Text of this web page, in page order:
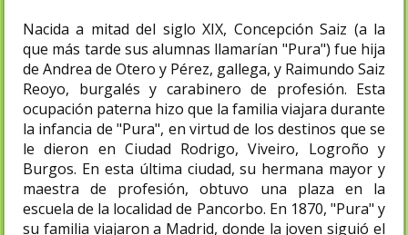
Nacida a mitad del siglo XIX, Concepción Saiz (a la
que más tarde sus alumnas llamarían "Pura") fue hija
de Andrea de Otero y Pérez, gallega, y Raimundo Saiz
Reoyo, burgalés y carabinero de profesión. Esta
ocupación paterna hizo que la familia viajara durante
la infancia de "Pura", en virtud de los destinos que se
le dieron en Ciudad Rodrigo, Viveiro, Logroño y
Burgos. En esta última ciudad, su hermana mayor y
maestra de profesión, obtuvo una plaza en la
escuela de la localidad de Pancorbo. En 1870, "Pura" y
su familia viajaron a Madrid, donde la joven siguió el